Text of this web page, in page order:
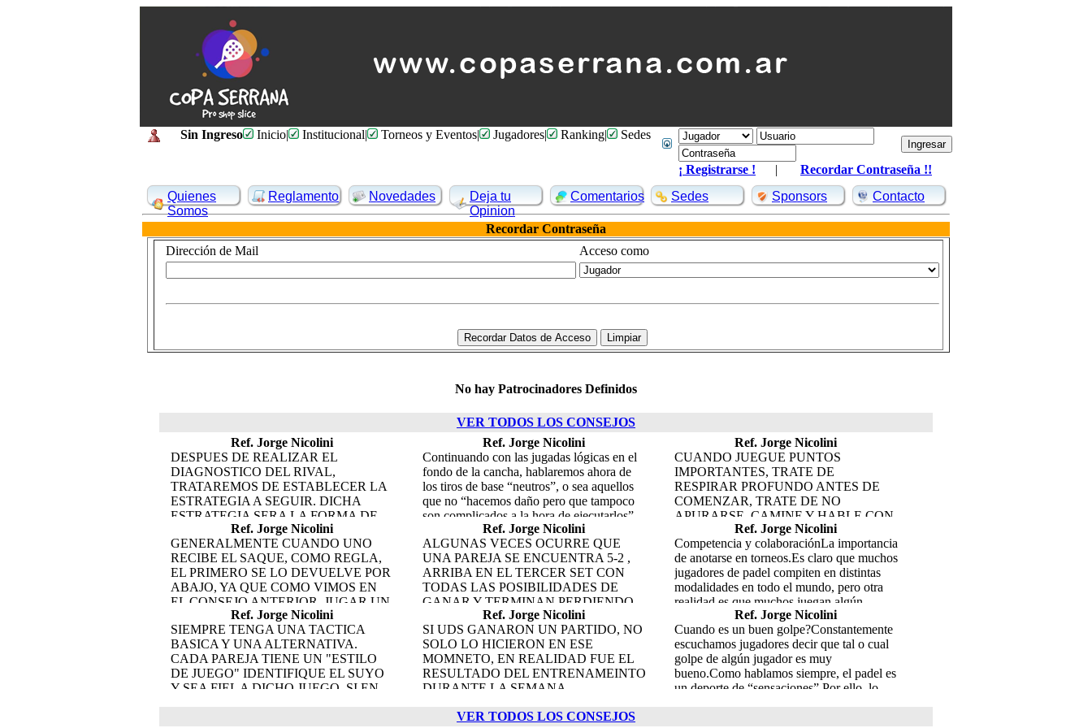
Sin Ingreso Inicio| Institucional| Torneos y Eventos| Jugadores| Ranking| Sedes
¡ Registrarse ! | Recordar Contraseña !!
Quienes
Somos
Reglamento Novedades
Deja tu
Opinion
Comentarios Sedes Sponsors Contacto
Recordar Contraseña
Dirección de Mail
Acceso como
No hay Patrocinadores Definidos
VER TODOS LOS CONSEJOS
Ref. Jorge Nicolini
DESPUES DE REALIZAR EL
DIAGNOSTICO DEL RIVAL,
TRATAREMOS DE ESTABLECER LA
ESTRATEGIA A SEGUIR. DICHA
ESTRATEGIA SERA LA FORMA DE
JUGAR, AQUÍ TRATAREMOS DE NO
CONFUNDIRLA CON LAS TACTICAS
QUE VEREMOS EN EL PROXIMO
CONSEJO.LA ESTRATEGIA SERA,
COMO EJEMPLOS, EVITAR ALGUN
GOLPE DE LOS RIVALES, EVITAR
ALGUN RIVAL EN PARTICULAR,
“CANSAR” A UNO DE LOS
JUGADORES, NO JUGARLE A LA
VOLEA A ALGUNO DE LOS DOS. EN
EL FONDO, JUGARLE A UNO O
EVITAR A OTRO. UN EJEMPLO PARA
Ref. Jorge Nicolini
Continuando con las jugadas lógicas en el
fondo de la cancha, hablaremos ahora de
los tiros de base “neutros”, o sea aquellos
que no “hacemos daño pero que tampoco
son complicados a la hora de ejecutarlos”
que son los que nos dan el tan valioso
VOLUMEN DE JUEGO. Infinidad de
veces nos encontramos en el fondo de la
cancha con una pelota “neutra”, que no es
complicada, pero tampoco fácil para contra
golpear. En cuanto a la dirección ,
tomaremos como lógicos los tiros que
vayan entre un jugador y el otro, entre
“eje” de cada uno, es decir, sobre el cuerpo
del que esta a su frente o sobre el cuerpo
del que tiene cruzado, NUNCA
ABRIENDOLES EL ANGULO, evitando
para pasarlos) el motivo es que además de
Ref. Jorge Nicolini
CUANDO JUEGUE PUNTOS
IMPORTANTES, TRATE DE
RESPIRAR PROFUNDO ANTES DE
COMENZAR, TRATE DE NO
APURARSE, CAMINE Y HABLE CON
SU COMPAÃ‘ERO, CONCENTRESE
EN EL PUNTO QUE VIENE, ESO LE
DARA MAYOR TRANQUILIDAD Y
NO SE APRESURARA.
Ref. Jorge Nicolini
GENERALMENTE CUANDO UNO
RECIBE EL SAQUE, COMO REGLA,
EL PRIMERO SE LO DEVUELVE POR
ABAJO, YA QUE COMO VIMOS EN
EL CONSEJO ANTERIOR, JUGAR UN
GLOBO CUANDO SE RECIBE UNA
BOLA RAPIDA ES MAS DIFICIL, YA
QUE NO TENEMOS “TIEMPO” PARA
UN BUEN RECORRIDO. SI UD
DESEA JUGAR GLOBOS POR SU
TACTICA, EL SEGUNDO SAQUE DEL
Ref. Jorge Nicolini
ALGUNAS VECES OCURRE QUE
UNA PAREJA SE ENCUENTRA 5-2 ,
ARRIBA EN EL TERCER SET CON
TODAS LAS POSIBILIDADES DE
GANAR Y TERMINAN PERDIENDO
EL PARTIDO. MUCHAS VECES LOS
JUGADORES YA PIENSAN QUE LO
TIENEN GANADO Y SI ES UNO MUY
IMPORTANTE, PIENSAN “QUE
BUENO GANAR ESTE
PARTIDO”.AQUÍ SE PRESENTA UN
JUEGO”LO CIERTO ES QUE
Ref. Jorge Nicolini
Competencia y colaboraciónLa importancia
de anotarse en torneos.Es claro que muchos
jugadores de padel compiten en distintas
modalidades en todo el mundo, pero otra
realidad es que muchos juegan algún
partido con amigos y nada mas. Para ellos
y para los que nos sigan y no participen en
competencias habitualmente, es esta
recomendación.Según nuestro psicólogo
experto, toda convocatoria “social” genera
colaboración y competencia. Hemos
Ref. Jorge Nicolini
SIEMPRE TENGA UNA TACTICA
BASICA Y UNA ALTERNATIVA.
CADA PAREJA TIENE UN "ESTILO
DE JUEGO" IDENTIFIQUE EL SUYO
Y SEA FIEL A DICHO JUEGO. SI EN
Ref. Jorge Nicolini
SI UDS GANARON UN PARTIDO, NO
SOLO LO HICIERON EN ESE
MOMNETO, EN REALIDAD FUE EL
RESULTADO DEL ENTRENAMEINTO
DURANTE LA SEMANA.
QUE MEJOR SERA EL RESULTADO,
Ref. Jorge Nicolini
Cuando es un buen golpe?Constantemente
escuchamos jugadores decir que tal o cual
golpe de algún jugador es muy
bueno.Como hablamos siempre, el padel es
un deporte de “sensaciones” Por ello, lo
VER TODOS LOS CONSEJOS